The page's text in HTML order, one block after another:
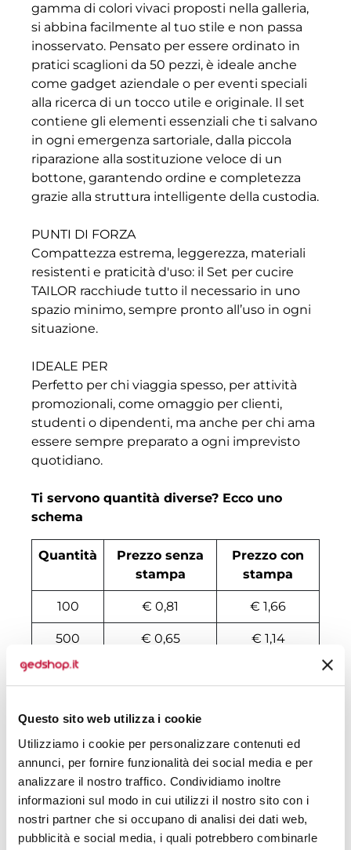
Questo sito web utilizza i cookie
Utilizziamo i cookie per personalizzare contenuti ed
annunci, per fornire funzionalità dei social media e per
analizzare il nostro traffico. Condividiamo inoltre
informazioni sul modo in cui utilizzi il nostro sito con i
nostri partner che si occupano di analisi dei dati web,
pubblicità e social media, i quali potrebbero combinarle
gamma di colori vivaci proposti nella galleria,
si abbina facilmente al tuo stile e non passa
inosservato. Pensato per essere ordinato in
pratici scaglioni da 50 pezzi, è ideale anche
come gadget aziendale o per eventi speciali
alla ricerca di un tocco utile e originale. Il set
contiene gli elementi essenziali che ti salvano
in ogni emergenza sartoriale, dalla piccola
riparazione alla sostituzione veloce di un
bottone, garantendo ordine e completezza
grazie alla struttura intelligente della custodia.
PUNTI DI FORZA
Compattezza estrema, leggerezza, materiali
resistenti e praticità d'uso: il Set per cucire
TAILOR racchiude tutto il necessario in uno
spazio minimo, sempre pronto all’uso in ogni
situazione.
IDEALE PER
Perfetto per chi viaggia spesso, per attività
promozionali, come omaggio per clienti,
studenti o dipendenti, ma anche per chi ama
essere sempre preparato a ogni imprevisto
quotidiano.
Ti servono quantità diverse? Ecco uno
schema
Quantità
Prezzo senza
stampa
Prezzo con
stampa
100 € 0,81 € 1,66
500 € 0,65 € 1,14
1000
4000 € 0,51 € 0,85
5000 € 0,51 € 0,81
6000 € 0,51 € 0,80